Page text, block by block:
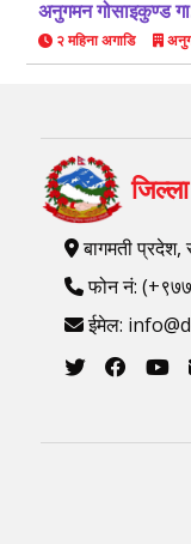
अनुगमन गोसाइकुण्ड
२ महिना अगाडि
बागमती प्रदेश,
फोन नं:
ईमेल: